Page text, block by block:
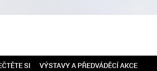
SI VÝSTAVY A PŘEDVÁDĚCÍ AKCE